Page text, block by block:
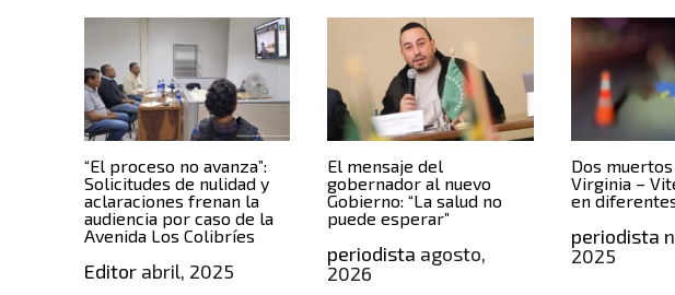
“El proceso no avanza”:
Solicitudes de nulidad y
aclaraciones frenan la
audiencia por caso de la
Avenida Los Colibríes
Editor abril, 2025
El mensaje del
gobernador al nuevo
Gobierno: “La salud no
puede esperar”
periodista agosto,
2026
Dos
Virginia –
en
periodista
2025